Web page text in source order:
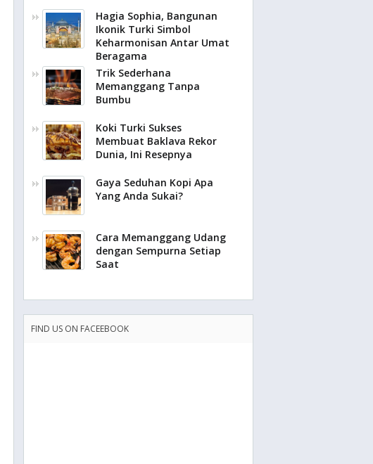
Hagia Sophia, Bangunan
Ikonik Turki Simbol
Keharmonisan Antar Umat
Beragama
Trik Sederhana
Memanggang Tanpa
Bumbu
Koki Turki Sukses
Membuat Baklava Rekor
Dunia, Ini Resepnya
Gaya Seduhan Kopi Apa
Yang Anda Sukai?
Cara Memanggang Udang
dengan Sempurna Setiap
Saat
FIND US ON FACEEBOOK